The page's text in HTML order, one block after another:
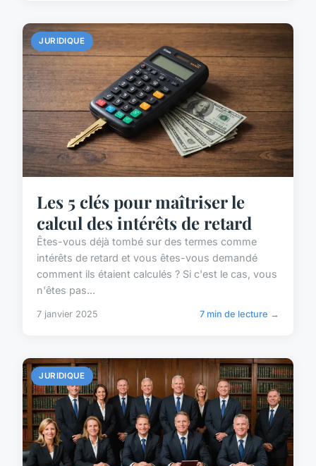
JURIDIQUE
Les 5 clés pour maîtriser le
calcul des intérêts de retard
Êtes-vous déjà tombé sur des termes comme
intérêts de retard et vous êtes-vous demandé
comment ils étaient calculés ? Si c'est le cas, vous
n'êtes pas...
7 janvier 2025 7 min de lecture →
JURIDIQUE